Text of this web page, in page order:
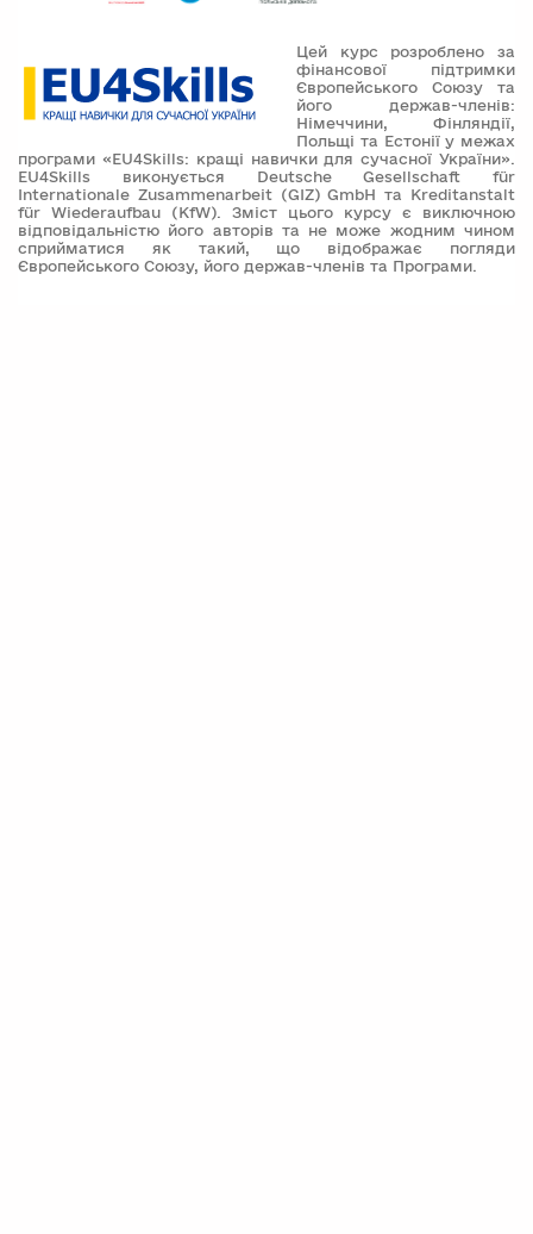
Цей курс розроблено за
фінансової підтримки
Європейського Союзу та
його держав-членів:
Німеччини, Фінляндії,
Польщі та Естонії у межах
програми «EU4Skills: кращі навички для сучасної України».
EU4Skills виконується Deutsche Gesellschaft für
Internationale Zusammenarbeit (GIZ) GmbH та Kreditanstalt
für Wiederaufbau (KfW). Зміст цього курсу є виключною
відповідальністю його авторів та не може жодним чином
сприйматися як такий, що відображає погляди
Європейського Союзу, його держав-членів та Програми.